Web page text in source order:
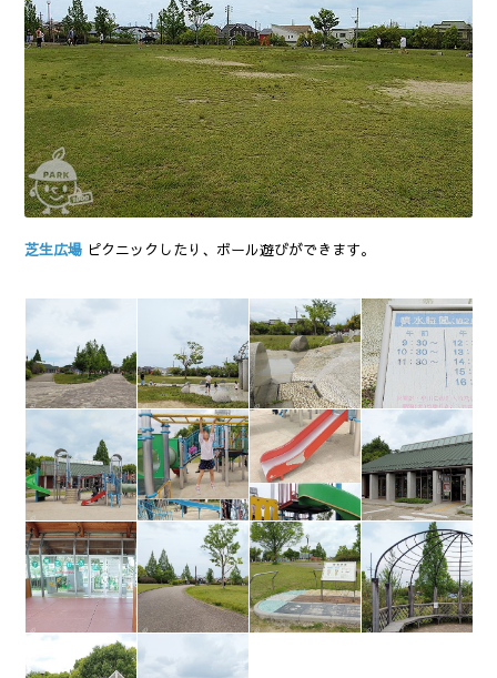
芝生広場 ピクニックしたり、ボール遊びができます。